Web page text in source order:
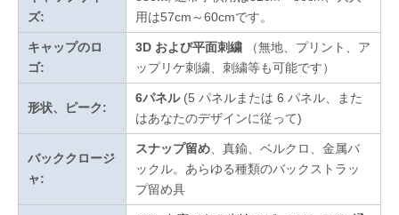
ズ:
用は57cm～60cmです。
キャップのロ
ゴ:
3D および平面刺繍 （無地、プリント、ア
ップリケ刺繍、刺繍等も可能です）
形状、ピーク:
6パネル (5 パネルまたは 6 パネル、また
はあなたのデザインに従って)
バッククロージ
ャ:
スナップ留め 、真鍮、ベルクロ、金属バ
ックル。あらゆる種類のバックストラッ
プ留め具